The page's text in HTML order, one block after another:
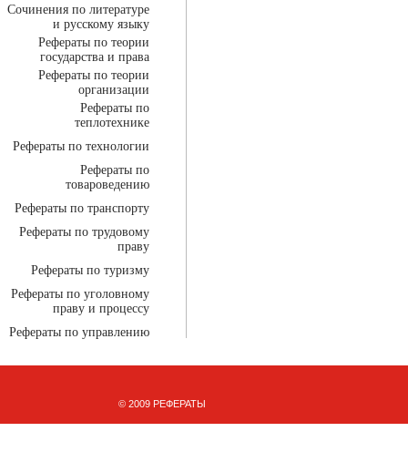
Сочинения по литературе
и русскому языку
Рефераты по теории
государства и права
Рефераты по теории
организации
Рефераты по
теплотехнике
Рефераты по технологии
Рефераты по
товароведению
Рефераты по транспорту
Рефераты по трудовому
праву
Рефераты по туризму
Рефераты по уголовному
праву и процессу
Рефераты по управлению
© 2009 РЕФЕРАТЫ